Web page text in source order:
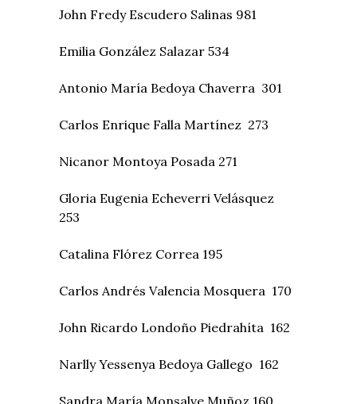
John Fredy Escudero Salinas 981
Emilia González Salazar 534
Antonio María Bedoya Chaverra 301
Carlos Enrique Falla Martínez 273
Nicanor Montoya Posada 271
Gloria Eugenia Echeverri Velásquez
253
Catalina Flórez Correa 195
Carlos Andrés Valencia Mosquera 170
John Ricardo Londoño Piedrahíta 162
Narlly Yessenya Bedoya Gallego 162
Sandra María Monsalve Muñoz 160